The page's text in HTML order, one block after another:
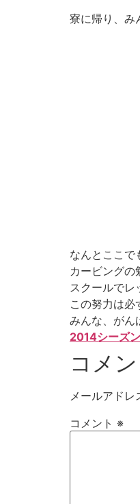
寮に帰り、み
なんとここで
カービングの
スクールでレ
この努力は必
みんな、がん
2014シーズ
コメ
メールアドレ
コメント ※